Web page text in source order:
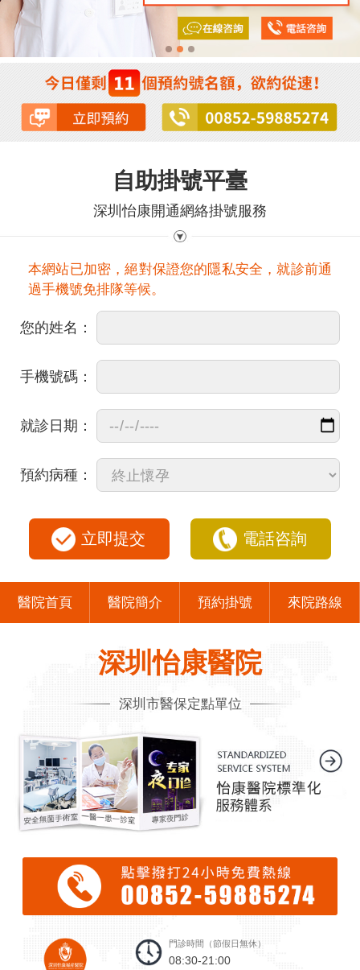
自助掛號平臺
深圳怡康開通網絡掛號服務
本網站已加密，絕對保證您的隱私安全，就診前通
過手機號免排隊等候。
您的姓名：
手機號碼：
就診日期：
預約病種：
立即提交 電話咨詢
醫院首頁 醫院簡介 預約掛號 來院路線
深圳怡康醫院
深圳市醫保定點單位
門診時間（節假日無休）
08:30-21:00